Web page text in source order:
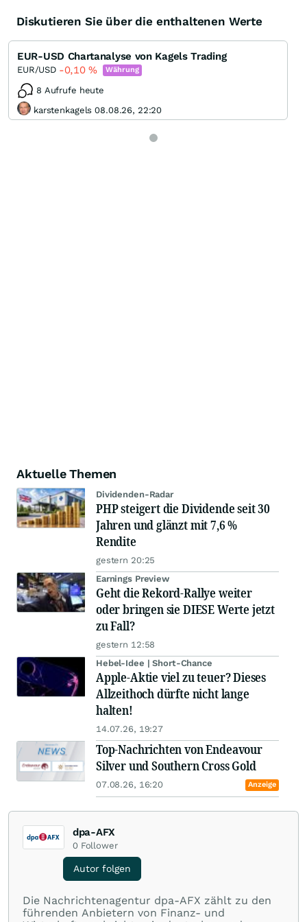
Diskutieren Sie über die enthaltenen Werte
EUR-USD Chartanalyse von Kagels Trading
EUR/USD -0,10% Währung
8 Aufrufe heute
karstenkagels 08.08.26, 22:20
Aktuelle Themen
Dividenden-Radar
PHP steigert die Dividende seit 30
Jahren und glänzt mit 7,6 %
Rendite
gestern 20:25
Earnings Preview
Geht die Rekord-Rallye weiter
oder bringen sie DIESE Werte jetzt
zu Fall?
gestern 12:58
Hebel-Idee | Short-Chance
Apple-Aktie viel zu teuer? Dieses
Allzeithoch dürfte nicht lange
halten!
14.07.26, 19:27
Top-Nachrichten von Endeavour
Silver und Southern Cross Gold
07.08.26, 16:20 Anzeige
dpa-AFX
0 Follower
Autor folgen
Die Nachrichtenagentur dpa-AFX zählt zu den
führenden Anbietern von Finanz- und